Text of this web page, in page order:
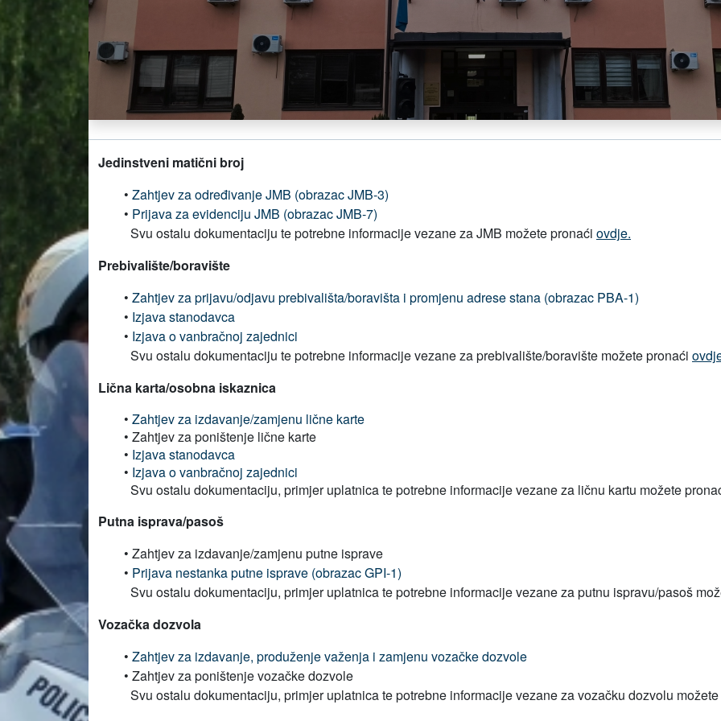
Jedinstveni matični broj
• Zahtjev za određivanje JMB (obrazac JMB-3)
• Prijava za evidenciju JMB (obrazac JMB-7)
Svu ostalu dokumentaciju te potrebne informacije vezane za JMB možete pronaći ovdje.
Prebivalište/boravište
• Zahtjev za prijavu/odjavu prebivališta/boravišta i promjenu adrese stana (obrazac PBA-1)
• Izjava stanodavca
• Izjava o vanbračnoj zajednici
Svu ostalu dokumentaciju te potrebne informacije vezane za prebivalište/boravište možete pronaći
Lična karta/osobna iskaznica
• Zahtjev za izdavanje/zamjenu lične karte
• Zahtjev za poništenje lične karte
• Izjava stanodavca
• Izjava o vanbračnoj zajednici
Svu ostalu dokumentaciju, primjer uplatnica te potrebne informacije vezane za ličnu kartu možete
Putna isprava/pasoš
• Zahtjev za izdavanje/zamjenu putne isprave
• Prijava nestanka putne isprave (obrazac GPI-1)
Svu ostalu dokumentaciju, primjer uplatnica te potrebne informacije vezane za putnu ispravu/pasoš
Vozačka dozvola
• Zahtjev za izdavanje, produženje važenja i zamjenu vozačke dozvole
• Zahtjev za poništenje vozačke dozvole
Svu ostalu dokumentaciju, primjer uplatnica te potrebne informacije vezane za vozačku dozvolu